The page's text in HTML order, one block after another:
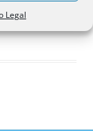
Legal